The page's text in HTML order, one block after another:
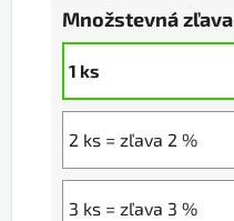
Množstevná zľava
1 ks
2 ks = zľava 2 %
3 ks = zľava 3 %